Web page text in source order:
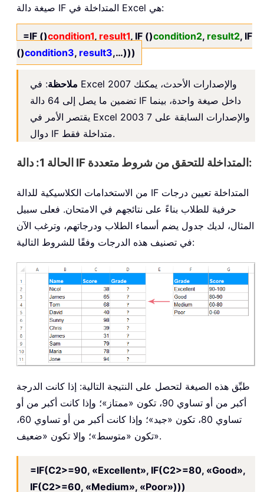
صيغة دالة IF المتداخلة في Excel هي:
=IF ()condition1, result1, IF ()condition2, result2, IF
()condition3, result3,…)))
ملاحظة: في Excel 2007 والإصدارات الأحدث، يمكنك
تضمين ما يصل إلى 64 دالة IF داخل صيغة واحدة، بينما
يقتصر الأمر في Excel 2003 والإصدارات السابقة على 7
دوال IF متداخلة فقط.
الحالة 1: دالة IF المتداخلة للتحقق من شروط متعددة:
من الاستخدامات الكلاسيكية للدالة IF المتداخلة تعيين درجات
حرفية للطلاب بناءً على نتائجهم في الامتحان. فعلى سبيل
المثال، لديك جدول يضم أسماء الطلاب ودرجاتهم، وترغب الآن
في تصنيف هذه الدرجات وفقًا للشروط التالية:
طبِّق هذه الصيغة لتحصل على النتيجة التالية: إذا كانت الدرجة
أكبر من أو تساوي 90، تكون «ممتاز»؛ وإذا كانت أكبر من أو
تساوي 80، تكون «جيد»؛ وإذا كانت أكبر من أو تساوي 60،
تكون «متوسط»؛ وإلا تكون «ضعيف».
=IF(C2>=90, «Excellent», IF(C2>=80, «Good»,
IF(C2>=60, «Medium», «Poor»)))